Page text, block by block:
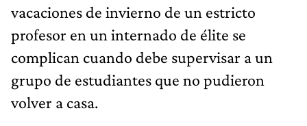
vacaciones de invierno de un estricto
profesor en un internado de élite se
complican cuando debe supervisar a un
grupo de estudiantes que no pudieron
volver a casa.